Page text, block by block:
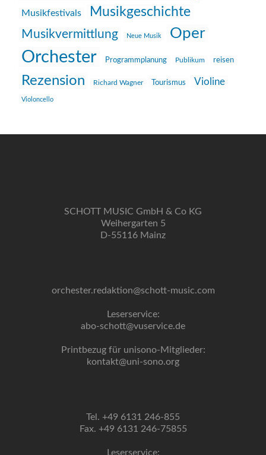
Musikfestivals Musikgeschichte
Musikvermittlung Neue Musik Oper
Orchester Programmplanung Publikum reisen
Rezension Richard Wagner Tourismus Violine
Violoncello
SCHOTT MUSIC GmbH & Co KG
Weihergarten 5
D-55116 Mainz
orchester.redaktion@schott-music.com
Leserservice:
abo-schott@vuservice.de
Printbezug für unisono-Mitglieder:
kontakt@uni-sono.org
Tel. +49 6131 246-855
Fax. +49 6131 246-75855
Leserservice: